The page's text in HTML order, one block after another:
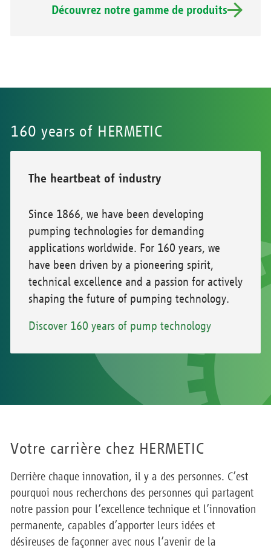
Découvrez notre gamme de produits
160 years of HERMETIC
The heartbeat of industry
Since 1866, we have been developing
pumping technologies for demanding
applications worldwide. For 160 years, we
have been driven by a pioneering spirit,
technical excellence and a passion for actively
shaping the future of pumping technology.
Discover 160 years of pump technology
Votre carrière chez HERMETIC
Derrière chaque innovation, il y a des personnes. C’est
pourquoi nous recherchons des personnes qui partagent
notre passion pour l’excellence technique et l’innovation
permanente, capables d’apporter leurs idées et
désireuses de façonner avec nous l’avenir de la